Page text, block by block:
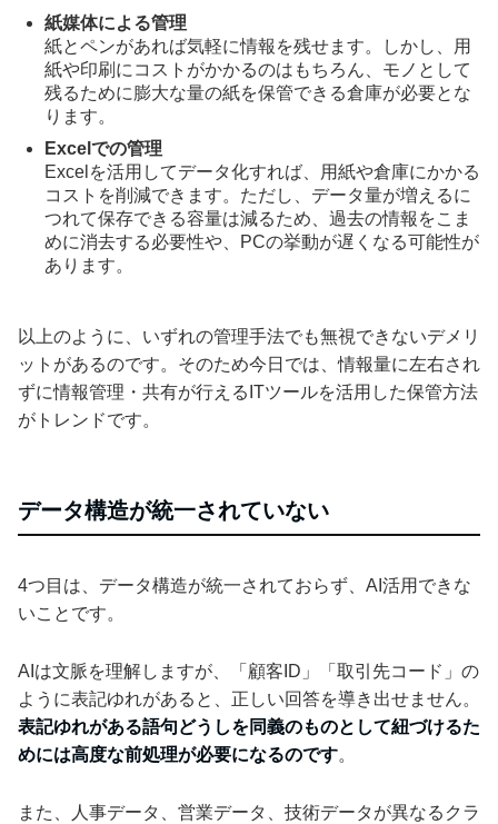
紙媒体による管理
紙とペンがあれば気軽に情報を残せます。しかし、用
紙や印刷にコストがかかるのはもちろん、モノとして
残るために膨大な量の紙を保管できる倉庫が必要とな
ります。
Excelでの管理
Excelを活用してデータ化すれば、用紙や倉庫にかかる
コストを削減できます。ただし、データ量が増えるに
つれて保存できる容量は減るため、過去の情報をこま
めに消去する必要性や、PCの挙動が遅くなる可能性が
あります。
以上のように、いずれの管理手法でも無視できないデメリ
ットがあるのです。そのため今日では、情報量に左右され
ずに情報管理・共有が行えるITツールを活用した保管方法
がトレンドです。
データ構造が統一されていない
4つ目は、データ構造が統一されておらず、AI活用できな
いことです。
AIは文脈を理解しますが、「顧客ID」「取引先コード」の
ように表記ゆれがあると、正しい回答を導き出せません。
表記ゆれがある語句どうしを同義のものとして紐づけるた
めには高度な前処理が必要になるのです。
また、人事データ、営業データ、技術データが異なるクラ